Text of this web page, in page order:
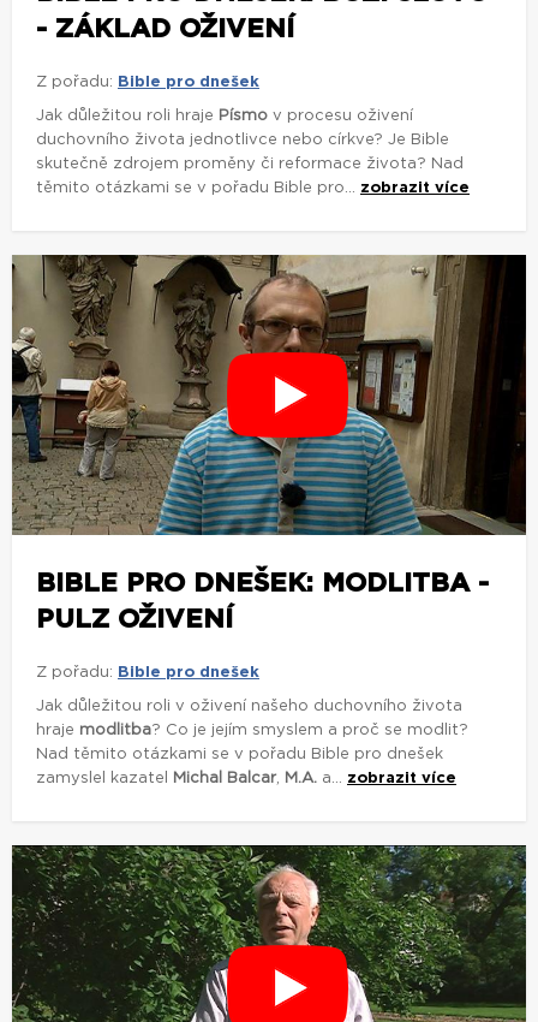
- ZÁKLAD OŽIVENÍ
Z pořadu: Bible pro dnešek
Jak důležitou roli hraje Písmo v procesu oživení
duchovního života jednotlivce nebo církve? Je Bible
skutečně zdrojem proměny či reformace života? Nad
těmito otázkami se v pořadu Bible pro... zobrazit více
BIBLE PRO DNEŠEK: MODLITBA -
PULZ OŽIVENÍ
Z pořadu: Bible pro dnešek
Jak důležitou roli v oživení našeho duchovního života
hraje modlitba? Co je jejím smyslem a proč se modlit?
Nad těmito otázkami se v pořadu Bible pro dnešek
zamyslel kazatel
Michal Balcar, M.A. a... zobrazit více